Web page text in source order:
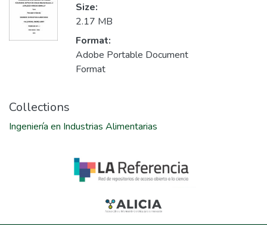
Size:
2.17 MB
Format:
Adobe Portable Document
Format
Collections
Ingeniería en Industrias Alimentarias